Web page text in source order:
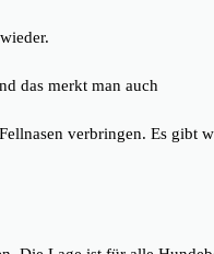
das merkt man auch
verbringen. Es gibt